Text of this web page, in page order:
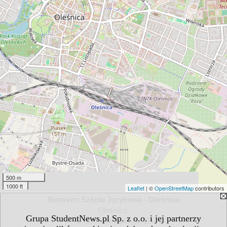
Grupa StudentNews.pl Sp. z o.o. i jej partnerzy
500 m
1000 ft
Leaflet | ©OpenStreetMapcontributors
ul. Kochanowskiego 12,